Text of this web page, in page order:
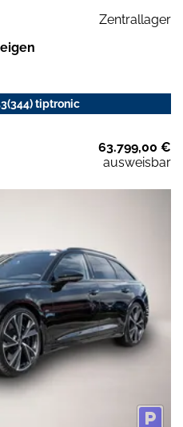
Zentrallager
tiptronic
63.799,00 €
ausweisbar